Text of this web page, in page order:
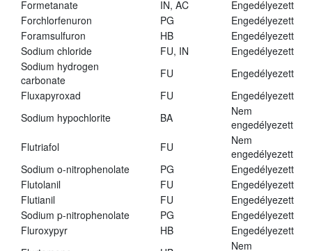
Formetanate
IN, AC
Engedélyezett
Forchlorfenuron
PG
Engedélyezett
Foramsulfuron
HB
Engedélyezett
Sodium chloride
FU, IN
Engedélyezett
Sodium hydrogen
carbonate
FU
Engedélyezett
Fluxapyroxad
FU
Engedélyezett
Sodium hypochlorite
BA
Nem
engedélyezett
Flutriafol
FU
Nem
engedélyezett
Sodium o-nitrophenolate
PG
Engedélyezett
Flutolanil
FU
Engedélyezett
Flutianil
FU
Engedélyezett
Sodium p-nitrophenolate
PG
Engedélyezett
Fluroxypyr
HB
Engedélyezett
Nem